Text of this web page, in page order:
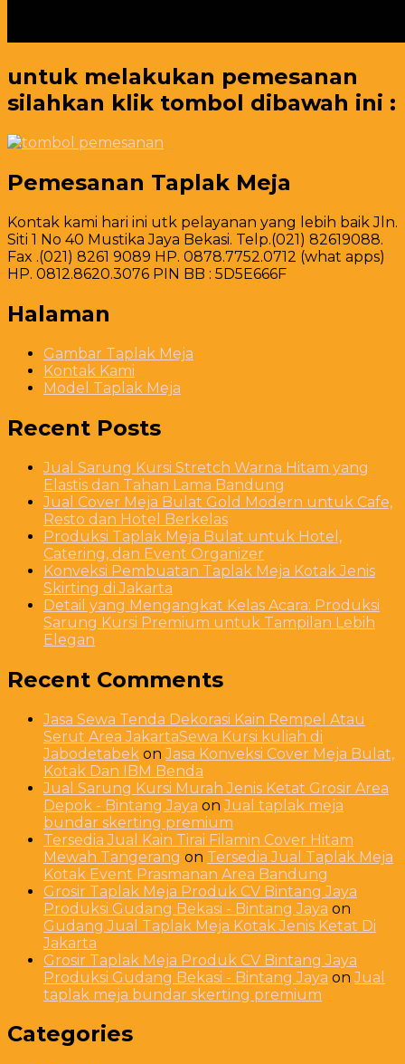
untuk melakukan pemesanan
silahkan klik tombol dibawah ini :
Pemesanan Taplak Meja
Kontak kami hari ini utk pelayanan yang lebih baik Jln.
Siti 1 No 40 Mustika Jaya Bekasi. Telp.(021) 82619088.
Fax .(021) 8261 9089 HP. 0878.7752.0712 (what apps)
HP. 0812.8620.3076 PIN BB : 5D5E666F
Halaman
Gambar Taplak Meja
Kontak Kami
Model Taplak Meja
Recent Posts
Jual Sarung Kursi Stretch Warna Hitam yang
Elastis dan Tahan Lama Bandung
Jual Cover Meja Bulat Gold Modern untuk Cafe,
Resto dan Hotel Berkelas
Produksi Taplak Meja Bulat untuk Hotel,
Catering, dan Event Organizer
Konveksi Pembuatan Taplak Meja Kotak Jenis
Skirting di Jakarta
Detail yang Mengangkat Kelas Acara: Produksi
Sarung Kursi Premium untuk Tampilan Lebih
Elegan
Recent Comments
Jasa Sewa Tenda Dekorasi Kain Rempel Atau
Serut Area JakartaSewa Kursi kuliah di
Jabodetabek onJasa Konveksi Cover Meja Bulat,
Kotak Dan IBM Benda
Jual Sarung Kursi Murah Jenis Ketat Grosir Area
Depok - Bintang Jaya onJual taplak meja
bundar skerting premium
Tersedia Jual Kain Tirai Filamin Cover Hitam
Mewah Tangerang on Tersedia Jual Taplak Meja
Kotak Event Prasmanan Area Bandung
Grosir Taplak Meja Produk CV Bintang Jaya
Produksi Gudang Bekasi - Bintang Jaya on
Gudang Jual Taplak Meja Kotak Jenis Ketat Di
Jakarta
Grosir Taplak Meja Produk CV Bintang Jaya
Produksi Gudang Bekasi - Bintang Jaya onJual
taplak meja bundar skerting premium
Categories